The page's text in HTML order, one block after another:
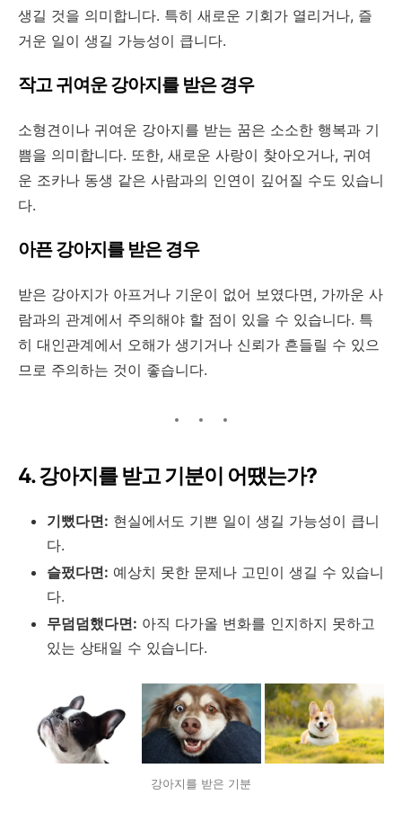
생길 것을 의미합니다. 특히 새로운 기회가 열리거나, 즐
거운 일이 생길 가능성이 큽니다.
작고 귀여운 강아지를 받은 경우
소형견이나 귀여운 강아지를 받는 꿈은 소소한 행복과 기
쁨을 의미합니다. 또한, 새로운 사랑이 찾아오거나, 귀여
운 조카나 동생 같은 사람과의 인연이 깊어질 수도 있습니
다.
아픈 강아지를 받은 경우
받은 강아지가 아프거나 기운이 없어 보였다면, 가까운 사
람과의 관계에서 주의해야 할 점이 있을 수 있습니다. 특
히 대인관계에서 오해가 생기거나 신뢰가 흔들릴 수 있으
므로 주의하는 것이 좋습니다.
4. 강아지를 받고 기분이 어땠는가?
기뻤다면: 현실에서도 기쁜 일이 생길 가능성이 큽니
다.
슬펐다면: 예상치 못한 문제나 고민이 생길 수 있습니
다.
무덤덤했다면: 아직 다가올 변화를 인지하지 못하고
있는 상태일 수 있습니다.
강아지를 받은 기분